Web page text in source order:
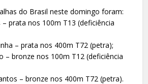
do Brasil neste domingo foram:
– prata nos 100m T13 (deficiência
– prata nos 400m T72 (petra);
– bronze nos 100m T12 (deficiência
– bronze nos 400m T72 (petra).